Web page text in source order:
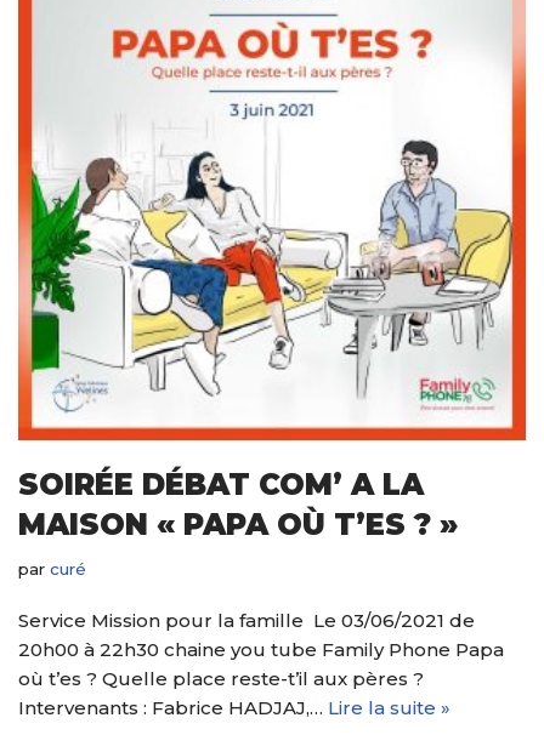
SOIRÉE DÉBAT COM’ A LA
MAISON « PAPA OÙ T’ES ? »
par curé
Service Mission pour la famille Le 03/06/2021 de
20h00 à 22h30 chaine you tube Family Phone Papa
où t’es ? Quelle place reste-t’il aux pères ?
Intervenants : Fabrice HADJAJ,… Lire la suite »